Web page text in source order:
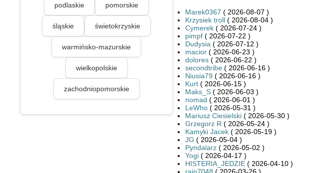
podlaskie pomorskie
śląskie świetokrzyskie
warmińsko-mazurskie
wielkopolskie
zachodniopomorskie
Marek0367 ( 2026-08-07 )
Krzysiek troll( 2026-08-04 )
Cymerek( 2026-07-24 )
pimpf( 2026-07-22 )
Dudysia ( 2026-07-12 )
macior( 2026-06-23 )
dolores( 2026-06-22 )
secondtribe( 2026-06-16 )
Niusia79 ( 2026-06-16 )
Kurt( 2026-06-15 )
Maks_S( 2026-06-03 )
nomad ( 2026-06-01 )
LeWho( 2026-05-31 )
Mariusz Ciesielski( 2026-05-30 )
Grzegorz R ( 2026-05-24 )
Kamyki Jacek( 2026-05-19 )
JG ( 2026-05-04 )
Pyndalarz( 2026-05-02 )
Yogi( 2026-04-17 )
HISTERIA_JEDZIE( 2026-04-10 )
rain7048 ( 2026-03-26 )